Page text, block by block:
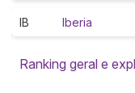
IB Iberia
Ranking geral e